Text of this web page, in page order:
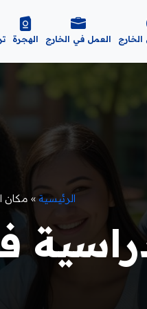
الخارج العمل في الخارج الهجرة
الرئيسية » مكان
في